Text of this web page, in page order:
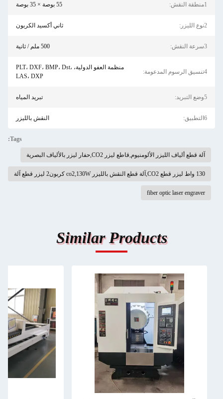
1منطقة النقش: 55 بوصة × 35 بوصة
2نوع الليزر: ثاني أكسيد الكربون
3سرعة النقش: 500 ملم / ثانية
4تنسيق الرسوم المدعومة:
منظمة العفو الدولية، PLT، DXF، BMP، Dst،
LAS، DXP
5وضع التبريد: تبريد المياه
6التطبيق: النقش بالليزر
Tags:
آلة قطع ألياف الليزر الألومنيوم,قاطع ليزر CO2,حفار ليزر بالألياف البصرية
130 واط ليزر قطع CO2,آلة قطع النقش بالليزر co2,130W كربون2 ليزر قطع آلة
fiber optic laser engraver
Similar Products